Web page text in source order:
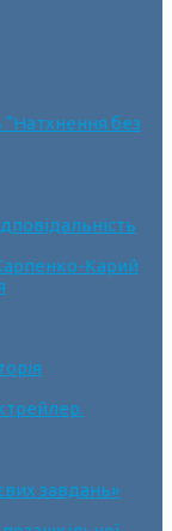
без
Карий
завдань»